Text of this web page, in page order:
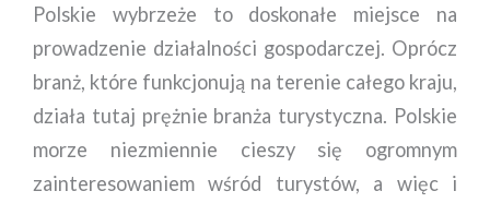
Polskie wybrzeże to doskonałe miejsce na
prowadzenie działalności gospodarczej. Oprócz
branż, które funkcjonują na terenie całego kraju,
działa tutaj prężnie branża turystyczna. Polskie
morze niezmiennie cieszy się ogromnym
zainteresowaniem wśród turystów, a więc i